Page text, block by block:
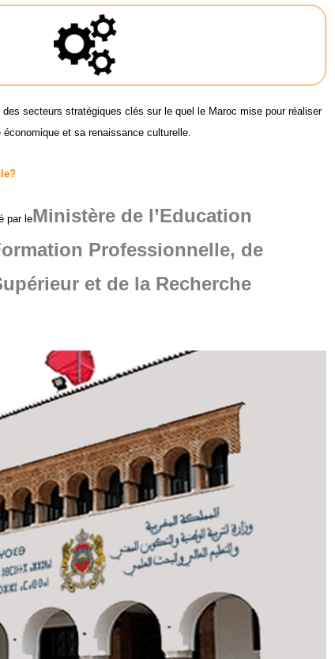
des secteurs stratégiques clés sur le quel le Maroc mise pour réaliser
et sa renaissance culturelle.
par leMinistère de l’Education
Professionnelle, de
et de la Recherche